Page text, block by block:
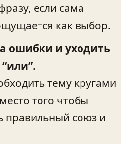
если сама
как выбор.
ошибки и уходить
тему кругами
того чтобы
правильный союз и